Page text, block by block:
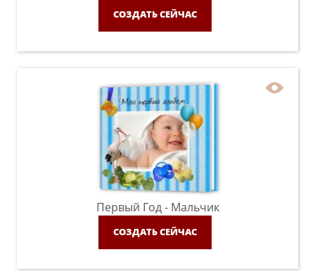
СОЗДАТЬ СЕЙЧАС
Первый Год - Мальчик
СОЗДАТЬ СЕЙЧАС